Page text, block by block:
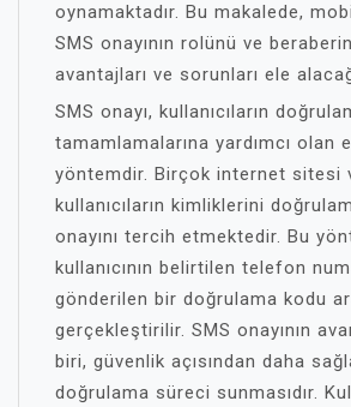
oynamaktadır. Bu makalede,
SMS onayının rolünü ve
avantajları ve sorunları ele
SMS onayı, kullanıcıların
tamamlamalarına yardımcı olan
yöntemdir. Birçok internet sitesi
kullanıcıların kimliklerini
onayını tercih etmektedir. Bu
kullanıcının belirtilen telefon
gönderilen bir doğrulama kodu
gerçekleştirilir. SMS onayının
biri, güvenlik açısından daha
doğrulama süreci sunmasıdır.